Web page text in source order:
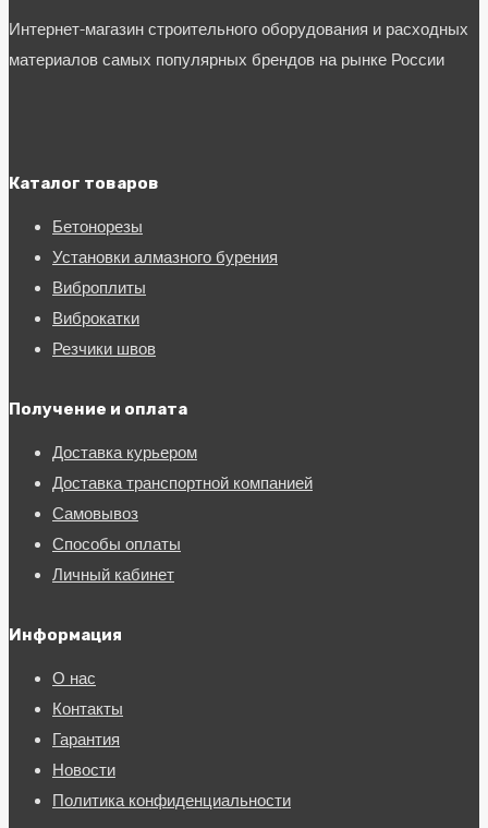
Интернет-магазин строительного оборудования и расходных
материалов самых популярных брендов на рынке России
Каталог товаров
Бетонорезы
Установки алмазного бурения
Виброплиты
Виброкатки
Резчики швов
Получение и оплата
Доставка курьером
Доставка транспортной компанией
Самовывоз
Способы оплаты
Личный кабинет
Информация
О нас
Контакты
Гарантия
Новости
Политика конфиденциальности